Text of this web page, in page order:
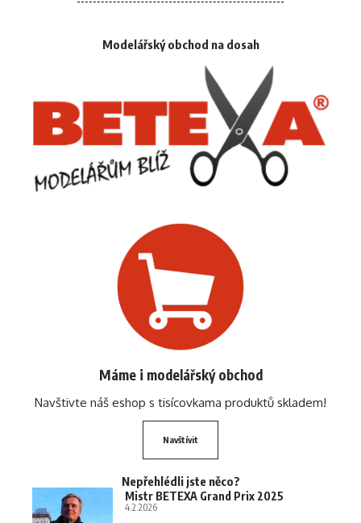
Modelářský obchod na dosah
Máme i modelářský obchod
Navštivte náš eshop s tisícovkama produktů skladem!
Navštívit
Nepřehlédli jste něco?
Mistr BETEXA Grand Prix 2025
4.2.2026